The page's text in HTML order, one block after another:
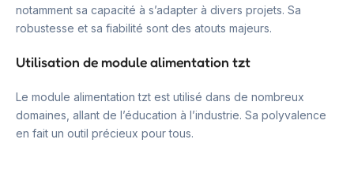
notamment sa capacité à s’adapter à divers projets. Sa
robustesse et sa fiabilité sont des atouts majeurs.
Utilisation de module alimentation tzt
Le module alimentation tzt est utilisé dans de nombreux
domaines, allant de l’éducation à l’industrie. Sa polyvalence
en fait un outil précieux pour tous.